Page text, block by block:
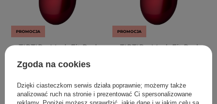
PROMOCJA
TIRTIR - Mask Fit Red
Podkład do Twarzy w
Vanilla - 18g
PROMOCJA
TIRTIR - Mask Fit Red
Zgoda na cookies
Dzięki ciasteczkom serwis działa poprawnie; możemy także
analizować ruch na stronie i prezentować Ci spersonalizowane
reklamy. Poniżej możesz sprawdzić, jakie dane i w jakim celu są